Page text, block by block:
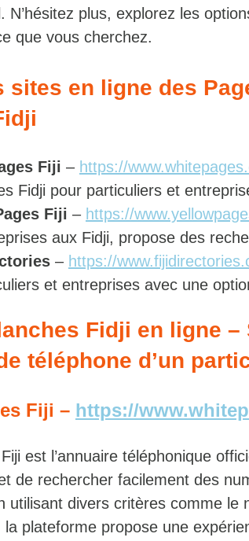
N’hésitez plus, explorez les
que vous cherchez.
sites en ligne des
Fiji – https://
Fidji pour particuliers et
Fiji – https://
aux Fidji, propose des
– https://
et entreprises avec une
Fidji en ligne
téléphone d’un
Fiji – https://
est l’annuaire téléphonique
de rechercher facilement des
utilisant divers critères comme le
la plateforme propose une